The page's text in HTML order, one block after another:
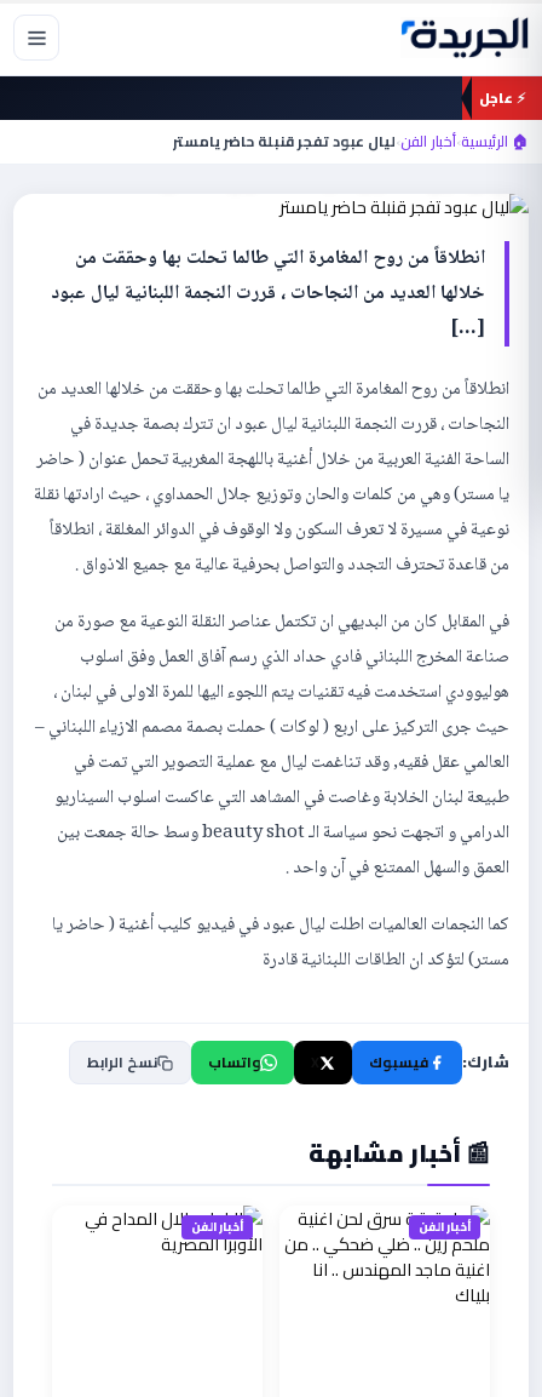
تخطي
المحتوى
⚡ عاجل
🏠 الرئيسية›أخبار الفن›ليال عبود تفجر قنبلة حاضر يامستر أخبار الفن
انطلاقاً من روح المغامرة التي طالما تحلت بها وحققت من
خلالها العديد من النجاحات ، قررت النجمة اللبنانية ليال عبود
[…]
انطلاقاً من روح المغامرة التي طالما تحلت بها وحققت من خلالها العديد من
النجاحات ، قررت النجمة اللبنانية ليال عبود ان تترك بصمة جديدة في
الساحة الفنية العربية من خلال أغنية باللهجة المغربية تحمل عنوان ( حاضر
يا مستر) وهي من كلمات والحان وتوزيع جلال الحمداوي ، حيث ارادتها نقلة
نوعية في مسيرة لا تعرف السكون ولا الوقوف في الدوائر المغلقة ، انطلاقاً
من قاعدة تحترف التجدد والتواصل بحرفية عالية مع جميع الاذواق .
في المقابل كان من البديهي ان تكتمل عناصر النقلة النوعية مع صورة من
صناعة المخرج اللبناني فادي حداد الذي رسم آفاق العمل وفق اسلوب
هوليوودي استخدمت فيه تقنيات يتم اللجوء اليها للمرة الاولى في لبنان ،
حيث جرى التركيز على اربع ( لوكات ) حملت بصمة مصمم الازياء اللبناني –
العالمي عقل فقيه, وقد تناغمت ليال مع عملية التصوير التي تمت في
طبيعة لبنان الخلابة وغاصت في المشاهد التي عاكست اسلوب السيناريو
الدرامي و اتجهت نحو سياسة الـ beauty shot وسط حالة جمعت بين
العمق والسهل الممتنع في آن واحد .
كما النجمات العالميات اطلت ليال عبود في فيديو كليب أغنية ( حاضر يا
مستر) لتؤكد ان الطاقات اللبنانية قادرة
شارك: فيسبوك واتساب نسخ الرابط
📰 أخبار مشابهة
أخبار الفن أخبار الفن